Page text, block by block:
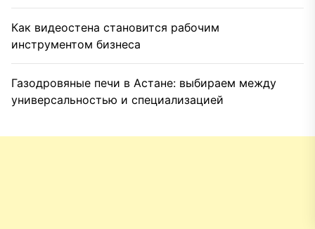
Как видеостена становится рабочим
инструментом бизнеса
Газодровяные печи в Астане: выбираем между
универсальностью и специализацией